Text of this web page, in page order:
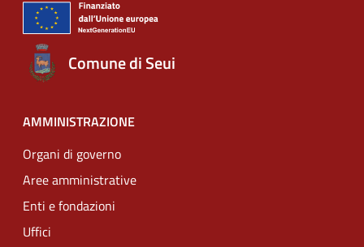
Comune di Seui
AMMINISTRAZIONE
Organi di governo
Aree amministrative
Enti e fondazioni
Uffici